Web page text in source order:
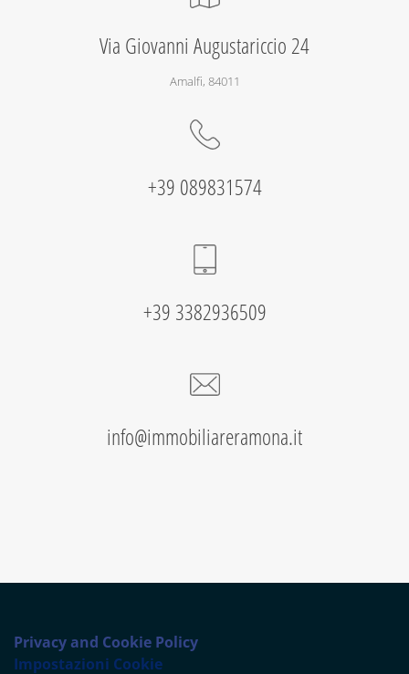
Via Giovanni Augustariccio 24
Amalfi, 84011
+39 089831574
+39 3382936509
info@immobiliareramona.it
Privacy and Cookie Policy
Impostazioni Cookie